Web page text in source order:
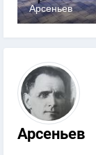
Арсеньев
Арсеньев